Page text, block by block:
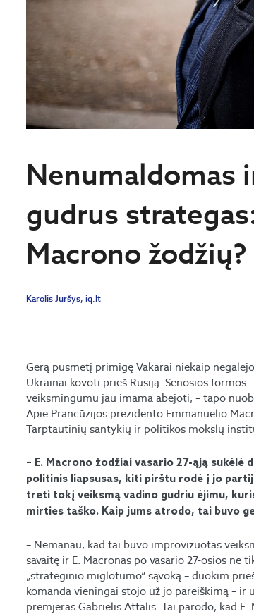
Nenumaldomas
gudrus
Macrono žodžių?
Karolis Juršys, iq.lt
Gerą pusmetį primigę Vakarai niekaip
Ukrainai kovoti prieš Rusiją. Senosios
veiksmingumu jau imama abejoti, – tapo
Apie Prancūzijos prezidento Emmanuelio
Tarptautinių santykių ir politikos mokslų
– E. Macrono žodžiai vasario 27-ąją
politinis liapsusas, kiti pirštu rodė į jo
treti tokį veiksmą vadino gudriu ėjimu,
mirties taško. Kaip jums atrodo, tai buvo
– Nemanau, kad tai buvo improvizuotas
savaitę ir E. Macronas po vasario 27-osios
„strateginio miglotumo“ sąvoką – duokim
komanda vieningai stojo už jo pareiškimą – ir
premjeras Gabrielis Attalis. Tai parodo, kad